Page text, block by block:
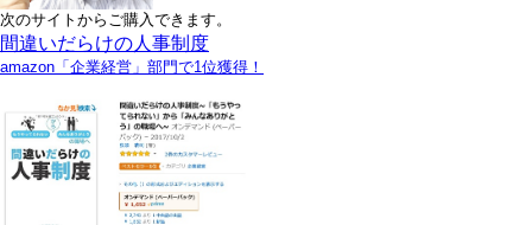
次のサイトからご購入できます。
間違いだらけの人事制度
amazon「企業経営」部門で1位獲得！